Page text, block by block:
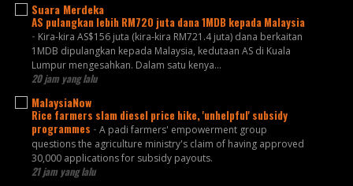
Suara Merdeka
AS pulangkan lebih RM720 juta dana 1MDB kepada Malaysia
- Kira-kira AS$156 juta (kira-kira RM721.4 juta) dana berkaitan
1MDB dipulangkan kepada Malaysia, kedutaan AS di Kuala
Lumpur mengesahkan. Dalam satu kenya...
20 jam yang lalu
MalaysiaNow
Rice farmers slam diesel price hike, 'unhelpful' subsidy
programmes - A padi farmers' empowerment group
questions the agriculture ministry's claim of having approved
30,000 applications for subsidy payouts.
21 jam yang lalu